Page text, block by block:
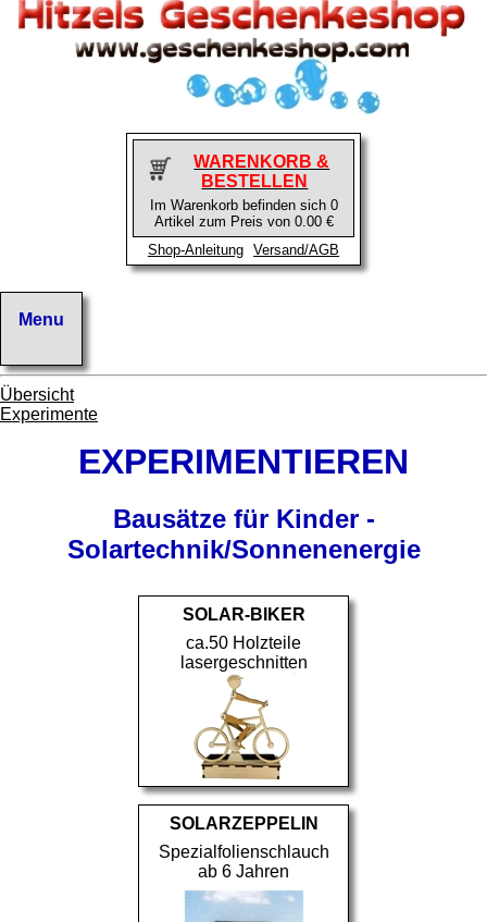
WARENKORB &
BESTELLEN
Im Warenkorb befinden sich 0
Artikel zum Preis von 0.00 €
Shop-Anleitung
Versand/AGB
Übersicht
Experimente
EXPERIMENTIEREN
Bausätze für Kinder -
Solartechnik/Sonnenenergie
SOLAR-BIKER
ca.50 Holzteile
lasergeschnitten
SOLARZEPPELIN
Spezialfolienschlauch
ab 6 Jahren